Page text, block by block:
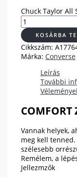
Chuck Taylor All
KOSÁRBA
Cikkszám:
Márka: Converse
Leírás
További
COMFORT
Vannak helyek,
meg kell
szélesebb
Remélem, a
Jellezmzők